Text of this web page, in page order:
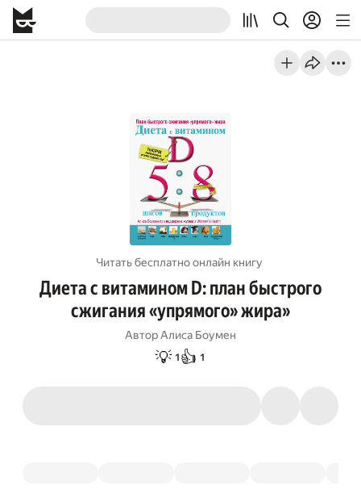
Читать бесплатно онлайн книгу
Диета с витамином D: план быстрого
сжигания «упрямого» жира»
АвторАлиса Боумен
💡 1 👍 1